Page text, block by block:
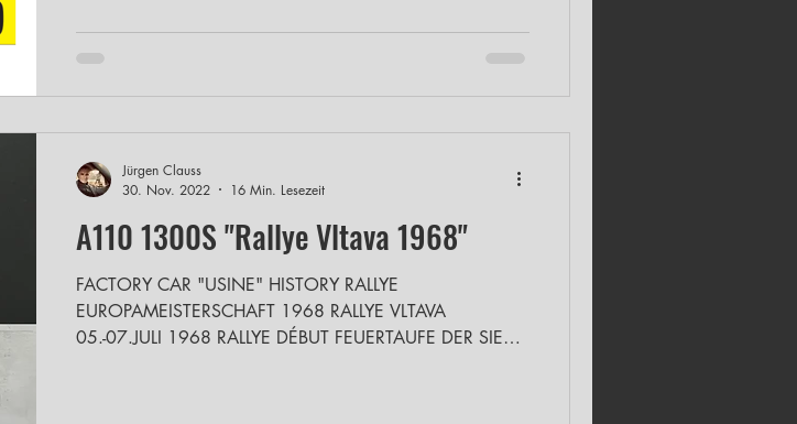
A110 1300S "Rallye Vltava 1968"
FACTORY CAR "USINE" HISTORY RALLYE
EUROPAMEISTERSCHAFT 1968 RALLYE VLTAVA
05.-07.JULI 1968 RALLYE DÉBUT FEUERTAUFE DER SIEGE
Jürgen Clauss
30. Nov. 2022
16 Min. Lesezeit